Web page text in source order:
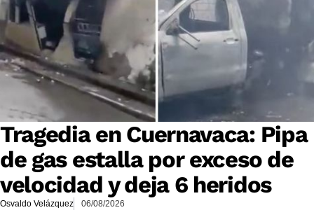
Tragedia en Cuernavaca: Pipa
de gas estalla por exceso de
velocidad y deja 6 heridos
Osvaldo Velázquez 06/08/2026